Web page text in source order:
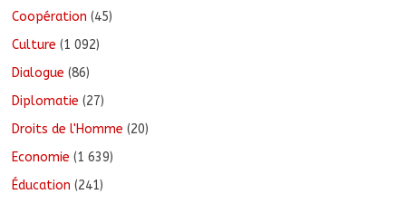
Coopération (45)
Culture (1 092)
Dialogue (86)
Diplomatie (27)
Droits de l'Homme (20)
Economie (1 639)
Éducation (241)